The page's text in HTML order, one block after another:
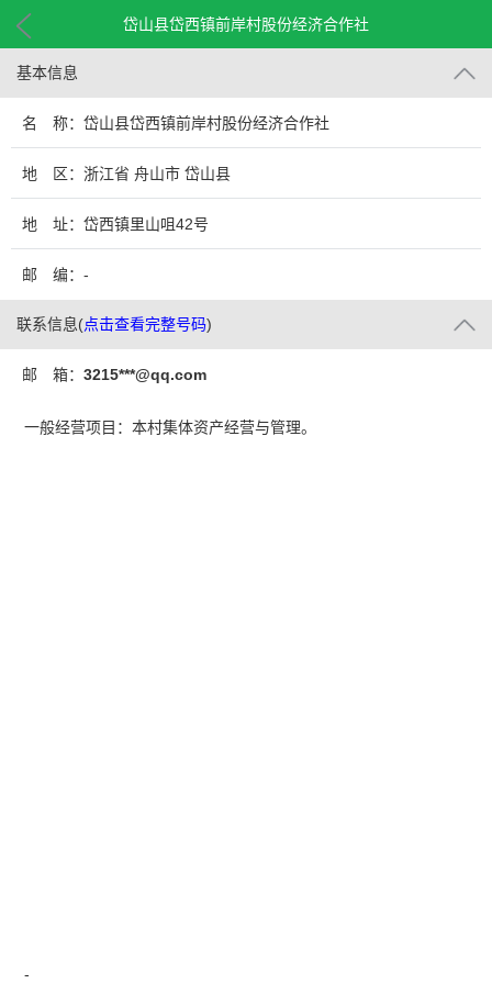
岱山县岱西镇前岸村股份经济合作社
基本信息
名 称：岱山县岱西镇前岸村股份经济合作社
地 区：浙江省 舟山市 岱山县
地 址：岱西镇里山咀42号
邮 编：-
联系信息(点击查看完整号码)
邮 箱： 3215***@qq.com
一般经营项目：本村集体资产经营与管理。
-